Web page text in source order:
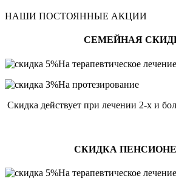
НАШИ ПОСТОЯННЫЕ АКЦИИ
СЕМЕЙНАЯ
На терапевтическое лечение
На протезирование
Скидка действует при лечении 2-х и
СКИДКА
На терапевтическое лечение